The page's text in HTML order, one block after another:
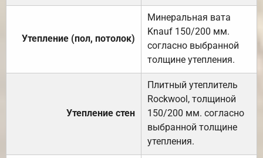
Утепление (пол, потолок)
Минеральная вата
Knauf 150/200 мм.
согласно выбранной
толщине утепления.
Утепление стен
Плитный утеплитель
Rockwool, толщиной
150/200 мм. согласно
выбранной толщине
утепления.